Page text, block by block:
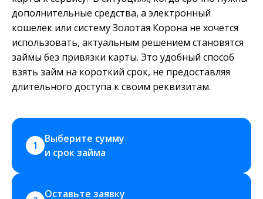
дополнительные средства, а электронный
кошелек или систему Золотая Корона не хочется
использовать, актуальным решением становятся
займы без привязки карты. Это удобный способ
взять займ на короткий срок, не предоставляя
длительного доступа к своим реквизитам.
1
Выберите сумму
и срок займа
Оставьте заявку